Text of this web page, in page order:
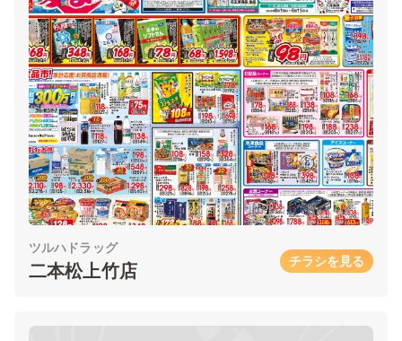
ツルハドラッグ
二本松上竹店 チラシを見る